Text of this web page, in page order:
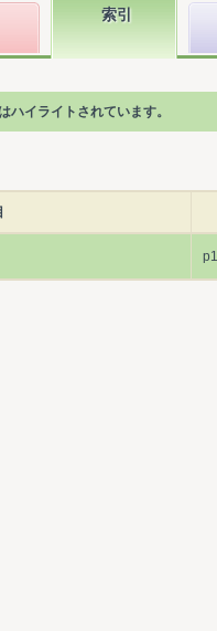
索引
イライトされています。